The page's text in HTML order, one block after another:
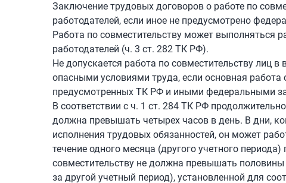
Заключение трудовых договоров о работе по
работодателей, если иное не предусмотрено
Работа по совместительству может выполняться
работодателей (ч. 3 ст. 282 ТК РФ).
Не допускается работа по совместительству лиц
опасными условиями труда, если основная
предусмотренных ТК РФ и иными федеральными
В соответствии с ч. 1 ст. 284 ТК РФ
должна превышать четырех часов в день. В дни,
исполнения трудовых обязанностей, он может
течение одного месяца (другого учетного
совместительству не должна превышать
за другой учетный период), установленной для